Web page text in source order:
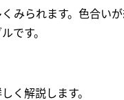
みられます。色合い
です。
く解説します。